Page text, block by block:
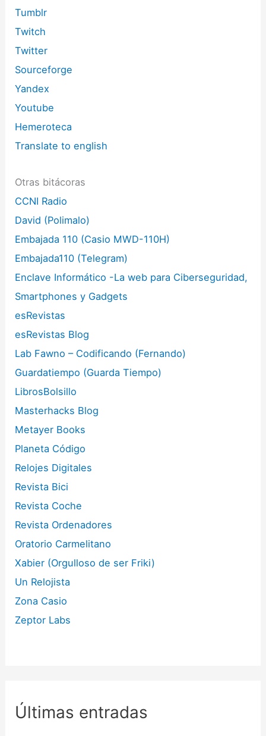
Tumblr
Twitch
Twitter
Sourceforge
Yandex
Youtube
Hemeroteca
Translate to english
Otras bitácoras
CCNI Radio
David (Polimalo)
Embajada 110 (Casio MWD-110H)
Embajada110 (Telegram)
Enclave Informático -La web para Ciberseguridad,
Smartphones y Gadgets
esRevistas
esRevistas Blog
Lab Fawno – Codificando (Fernando)
Guardatiempo (Guarda Tiempo)
LibrosBolsillo
Masterhacks Blog
Metayer Books
Planeta Código
Relojes Digitales
Revista Bici
Revista Coche
Revista Ordenadores
Oratorio Carmelitano
Xabier (Orgulloso de ser Friki)
Un Relojista
Zona Casio
Zeptor Labs
Últimas entradas